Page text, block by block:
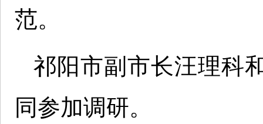
范。
祁阳市副市长汪理科
同参加调研。